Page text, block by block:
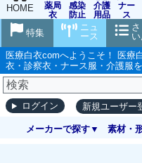
HOME
薬局
衣
感染
防止
用品
介護
用品
ナー
ス
グッ
ズ
さ
ニュ
ース
特集
医療白衣comへようこそ！ 医療
衣・診察衣・ナース服・介護服
ログイン 新規ユーザー
メーカーで探す 素材・